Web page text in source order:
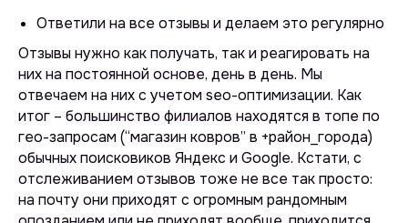
Ответили на все отзывы и делаем это регулярно
Отзывы нужно как получать, так и реагировать на
них на постоянной основе, день в день. Мы
отвечаем на них с учетом seo-оптимизации. Как
итог – большинство филиалов находятся в топе по
гео-запросам (“магазин ковров” в +район_города)
обычных поисковиков Яндекс и Google. Кстати, с
отслеживанием отзывов тоже не все так просто:
на почту они приходят с огромным рандомным